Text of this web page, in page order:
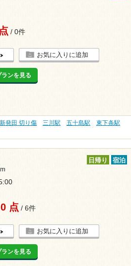
/ 0件
お気に入りに追加
ンを見る
新発田 切り傷 三川駅 五十島駅
東下条駅
日帰り 宿泊
点 / 6件
お気に入りに追加
ンを見る